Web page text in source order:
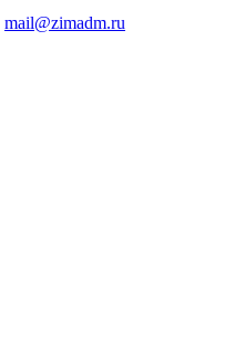
mail@zimadm.ru